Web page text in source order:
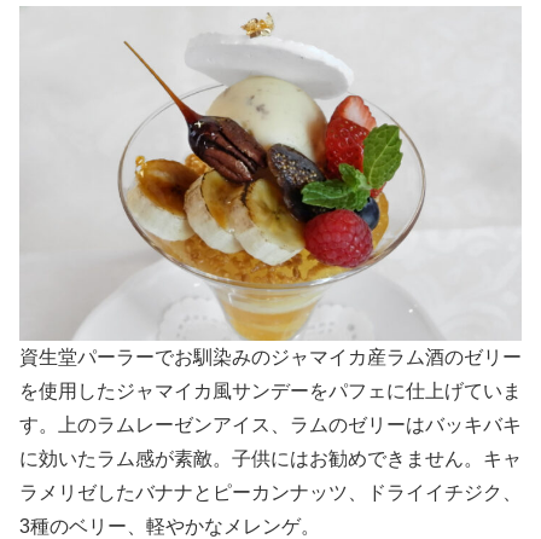
資生堂パーラーでお馴染みのジャマイカ産ラム酒のゼリー
を使用したジャマイカ風サンデーをパフェに仕上げていま
す。上のラムレーゼンアイス、ラムのゼリーはバッキバキ
に効いたラム感が素敵。子供にはお勧めできません。キャ
ラメリゼしたバナナとピーカンナッツ、ドライイチジク、
3種のベリー、軽やかなメレンゲ。